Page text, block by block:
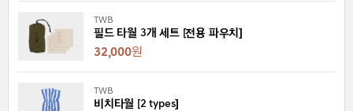
TWB
필드 타월 3개 세트 [전용 파우치]
32,000원
TWB
비치타월 [2 types]